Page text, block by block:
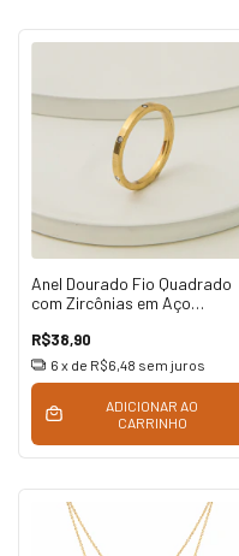
Anel Dourado Fio Quadrado
com Zircônias em Aço
R$38,90
6 x de R$6,48 sem juros
ADICIONAR AO
CARRINHO